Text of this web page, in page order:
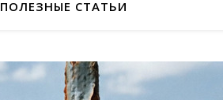
ПОЛЕЗНЫЕ СТАТЬИ